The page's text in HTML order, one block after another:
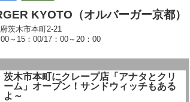
KYOTO（オルバーガー京都）
茨木市本町2-21
～15：00/17：00～20：00
茨木市本町にクレープ店「アナタとクリ
ーム」オープン！サンドウィッチもある
よ～